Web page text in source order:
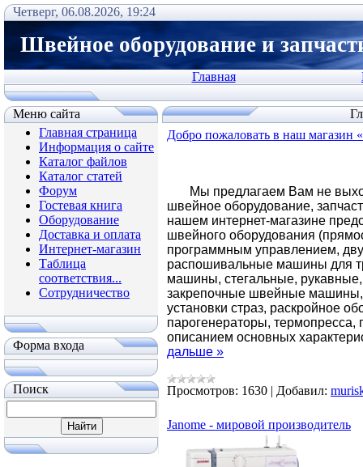
Четверг, 06.08.2026, 19:24
Швейное оборудование и
Главная
Меню сайта
Главная страница
Информация о сайте
Каталог файлов
Каталог статей
Форум
Гостевая книга
Оборудование
Доставка и оплата
Интернет-магазин
Таблица
соответствия...
Сотрудничество
Форма входа
Поиск
Добро пожаловать в наш магазин
Мы предлагаем Вам не
швейное оборудование,
нашем интернет-магазине
швейного оборудования
программным управлением,
распошивальные машины для
машины, стегальные,
закрепочные швейные
установки страз, раскройное
парогенераторы, термопресса,
описанием основных
дальше »
Просмотров: 1630 | Добавил:
Janome - мировой производитель